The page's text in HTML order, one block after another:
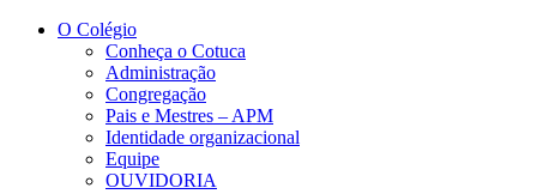
Conteúdo principal
O Colégio
Conheça o Cotuca
Administração
Congregação
Pais e Mestres – APM
Identidade organizacional
Equipe
OUVIDORIA